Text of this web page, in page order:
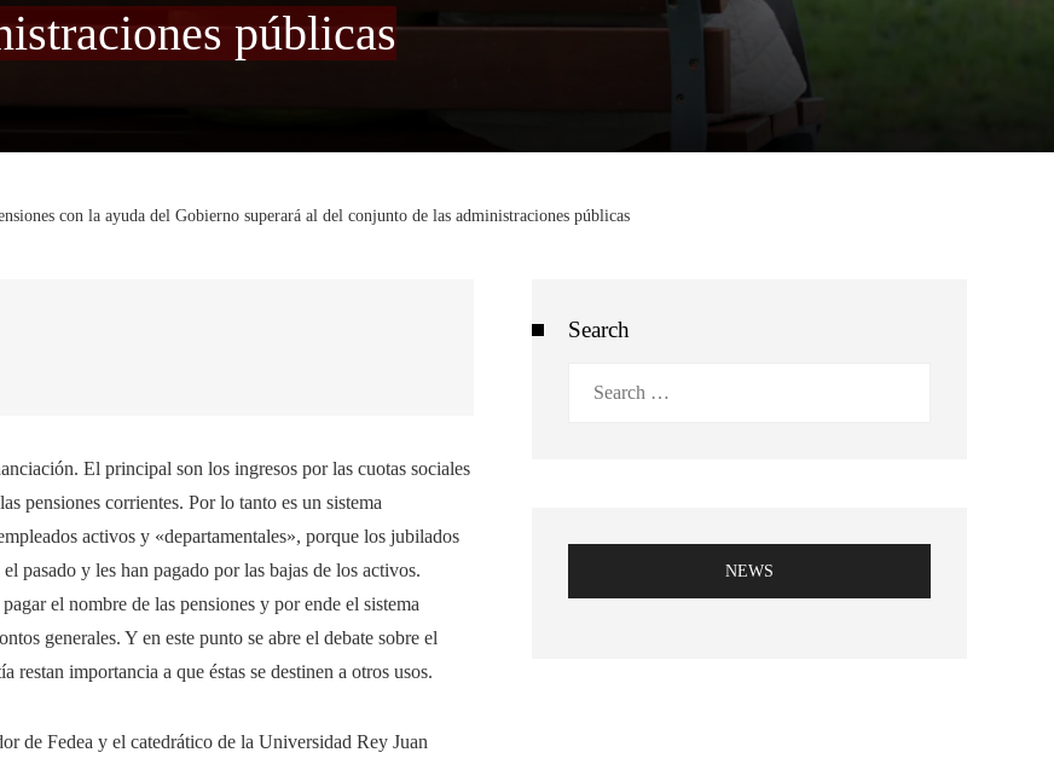
públicas
con la ayuda del Gobierno superará al del conjunto de las administraciones públicas
El principal son los ingresos por las cuotas sociales
pensiones corrientes. Por lo tanto es un sistema
activos y «departamentales», porque los jubilados
pasado y les han pagado por las bajas de los activos.
el nombre de las pensiones y por ende el sistema
generales. Y en este punto se abre el debate sobre el
restan importancia a que éstas se destinen a otros usos.
de Fedea y el catedrático de la Universidad Rey Juan
Search
NEWS